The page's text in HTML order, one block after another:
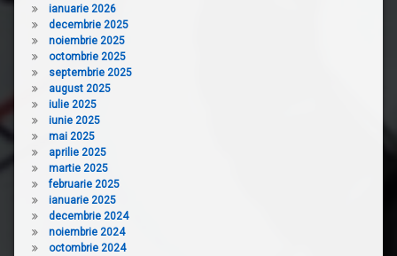
ianuarie 2026
decembrie 2025
noiembrie 2025
octombrie 2025
septembrie 2025
august 2025
iulie 2025
iunie 2025
mai 2025
aprilie 2025
martie 2025
februarie 2025
ianuarie 2025
decembrie 2024
noiembrie 2024
octombrie 2024